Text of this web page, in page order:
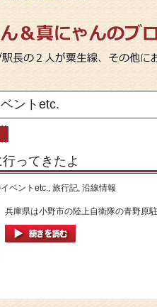
ントetc.
ってきたよ
ベントetc., 旅行記, 沿線情報
兵庫県は小野市の陸上自衛隊の青野原